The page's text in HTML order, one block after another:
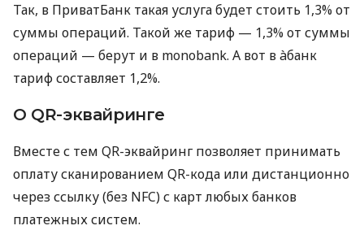
Так, в ПриватБанк такая услуга будет стоить 1,3% от
суммы операций. Такой же тариф — 1,3% от суммы
операций — берут и в monobank. А вот в àбанк
тариф составляет 1,2%.
О QR-эквайринге
Вместе с тем QR-эквайринг позволяет принимать
оплату сканированием QR-кода или дистанционно
через ссылку (без NFC) с карт любых банков
платежных систем.